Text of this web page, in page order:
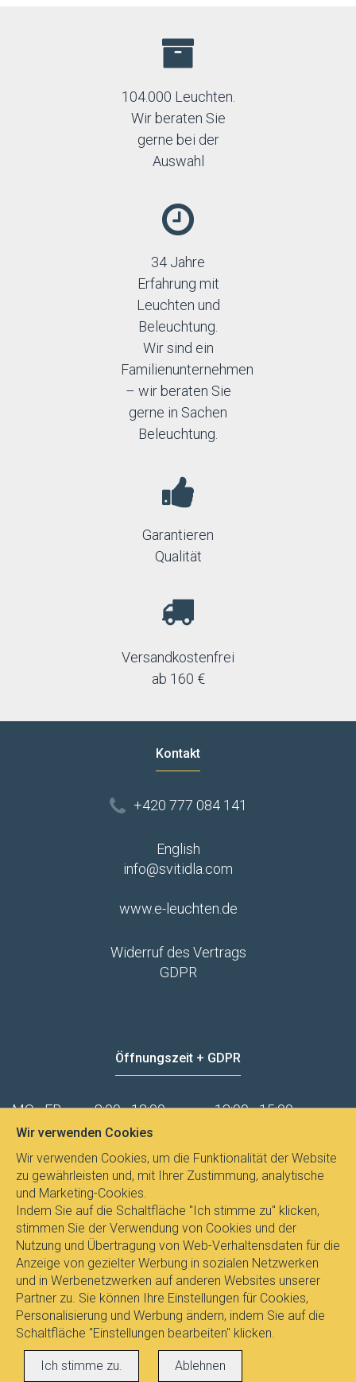
104.000 Leuchten.
Wir beraten Sie
gerne bei der
Auswahl
34 Jahre
Erfahrung mit
Leuchten und
Beleuchtung.
Wir sind ein
Familienunternehmen
– wir beraten Sie
gerne in Sachen
Beleuchtung.
Garantieren
Qualität
Versandkostenfrei
ab 160 €
Kontakt
+420 777 084 141
English
info@svitidla.com
www.e-leuchten.de
Widerruf des Vertrags
GDPR
Öffnungszeit + GDPR
MO - FR 8:00 - 12:00
13:00 - 15:00
Datenschutz
Alle Rechte vorbehalten © 2017
Wir verwenden Cookies
Wir verwenden Cookies, um die Funktionalität der Website
zu gewährleisten und, mit Ihrer Zustimmung, analytische
und Marketing-Cookies.
Indem Sie auf die Schaltfläche "Ich stimme zu" klicken,
stimmen Sie der Verwendung von Cookies und der
Nutzung und Übertragung von Web-Verhaltensdaten für die
Anzeige von gezielter Werbung in sozialen Netzwerken
und in Werbenetzwerken auf anderen Websites unserer
Partner zu. Sie können Ihre Einstellungen für Cookies,
Personalisierung und Werbung ändern, indem Sie auf die
Schaltfläche "Einstellungen bearbeiten" klicken.
Ich stimme zu. Ablehnen